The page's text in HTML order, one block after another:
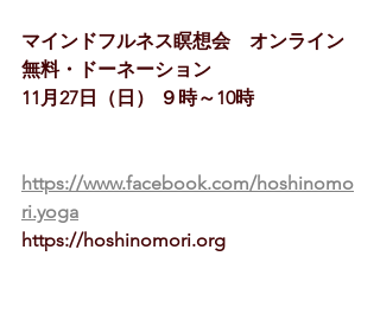
マインドフルネス瞑想会　オンライン
無料・ドーネーション
11月27日（日） ９時～10時
https://www.facebook.com/hoshinomo
ri.yoga
https://hoshinomori.org